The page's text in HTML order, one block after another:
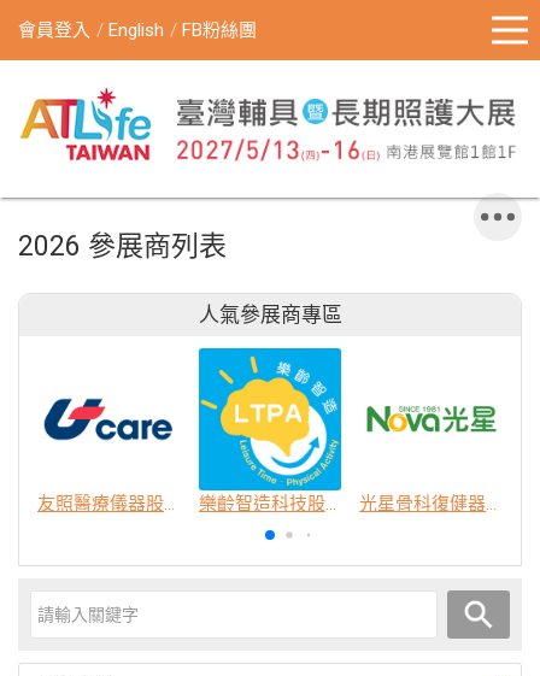
會員登入 English FB粉絲團
2026 參展商列表
人氣參展商專區
友照醫療儀器股份有限公司 樂齡智造科技股份有限公司 光星骨科復健器材股份有限公司